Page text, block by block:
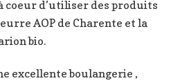
coeur d’utiliser des produits
AOP de Charente et la
bio.
excellente boulangerie ,